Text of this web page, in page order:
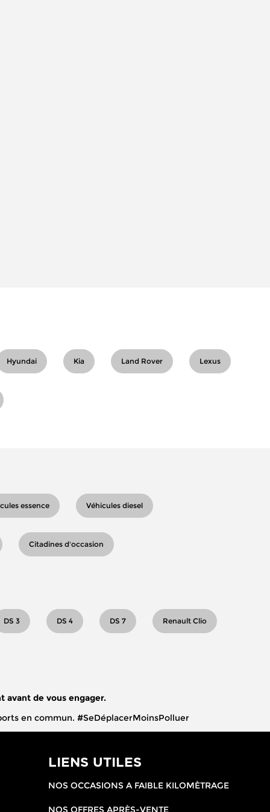
Hyundai Kia Land Rover Lexus
essence Véhicules diesel
Citadines d'occasion
DS 3 DS 4 DS 7 Renault Clio
avant de vous engager.
en commun. #SeDéplacerMoinsPolluer
LIENS UTILES
NOS OCCASIONS A FAIBLE KILOMÈTRAGE
NOS OFFRES APRÈS-VENTE